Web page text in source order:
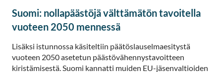
Suomi: nollapäästöjä välttämätön tavoitella
vuoteen 2050 mennessä
Lisäksi istunnossa käsiteltiin päätöslauselmaesitystä
vuoteen 2050 asetetun päästövähennystavoitteen
kiristämisestä. Suomi kannatti muiden EU-jäsenvaltioiden